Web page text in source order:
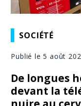
SOCIÉTÉ
Publié le 5 août
De longues
devant la